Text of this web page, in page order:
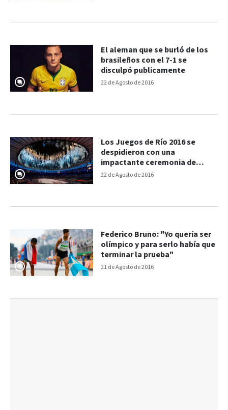
22 de Agosto de 2016
El aleman que se burló de los
brasileños con el 7-1 se
disculpó publicamente
22 de Agosto de 2016
Los Juegos de Río 2016 se
despidieron con una
impactante ceremonia de
clausura
21 de Agosto de 2016
Federico Bruno: "Yo quería ser
olímpico y para serlo había que
terminar la prueba"